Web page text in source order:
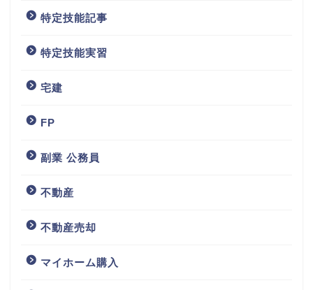
特定技能記事
特定技能実習
宅建
FP
副業 公務員
不動産
不動産売却
マイホーム購入